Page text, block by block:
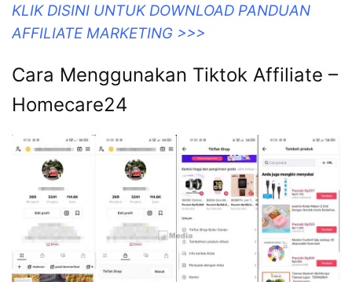
KLIK DISINI UNTUK DOWNLOAD PANDUAN
AFFILIATE MARKETING >>>
Cara Menggunakan Tiktok Affiliate –
Homecare24